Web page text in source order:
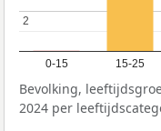
0-15 15-25
2
2
Bevolking,
2024 per